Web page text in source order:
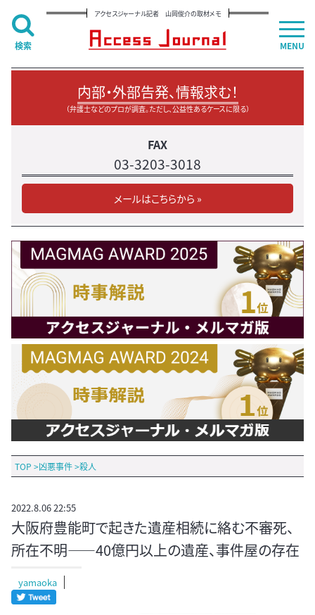
アクセスジャーナル記者 山岡俊介の取材メモ
内部・外部告発、情報求む！
（弁護士などのプロが調査。ただし、公益性あるケースに限る）
FAX
03-3203-3018
メールはこちらから »
TOP >凶悪事件>殺人
2022.8.06 22:55
大阪府豊能町で起きた遺産相続に絡む不審死、
所在不明――40億円以上の遺産、事件屋の存在
yamaoka
MENU
検索